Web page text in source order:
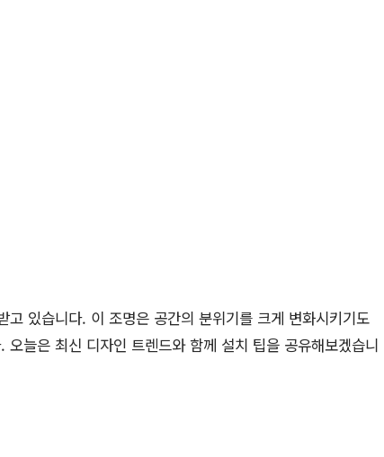
고 있습니다. 이 조명은 공간의 분위기를 크게 변화시키기도
늘은 최신 디자인 트렌드와 함께 설치 팁을 공유해보겠습니